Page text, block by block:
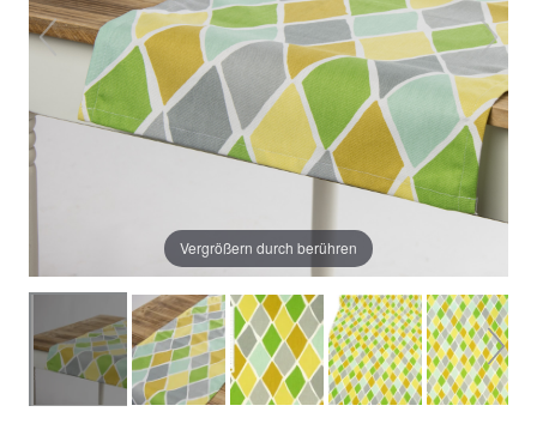
Vergrößern durch berühren